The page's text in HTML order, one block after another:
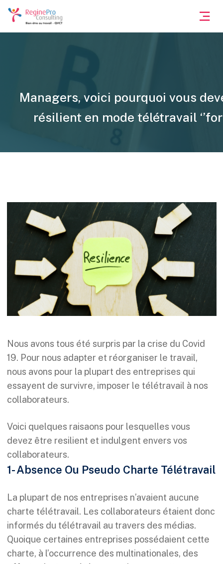
Managers, voici pourquoi vous
résilient en mode télétravail
Nous avons tous été surpris par la crise du Covid
19. Pour nous adapter et réorganiser le travail,
nous avons pour la plupart des entreprises qui
essayent de survivre, imposer le télétravail à nos
collaborateurs.
Voici quelques raisaons pour lesquelles vous
devez être resilient et indulgent envers vos
collaborateurs.
1- Absence Ou Pseudo Charte Télétravail
La plupart de nos entreprises n’avaient aucune
charte télétravail. Les collaborateurs étaient donc
informés du télétravail au travers des médias.
Quoique certaines entreprises possédaient cette
charte, à l’occurrence des multinationales, des